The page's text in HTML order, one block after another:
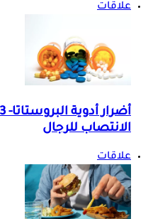
علاقات
الانتصاب للرجال
علاقات